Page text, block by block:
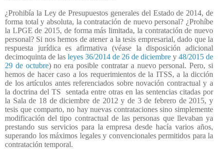
¿Prohibía la Ley de Presupuestos generales del Estado de 2014, de
forma total y absoluta, la contratación de nuevo personal? ¿Prohíbe
la LPGE de 2015, de forma más limitada, la contratación de nuevo
personal? Si nos hemos de atener a la tesis empresarial, dado que la
respuesta jurídica es afirmativa (véase la disposición adicional
decimoquinta de las leyes 36/2014 de 26 de diciembre y 48/2015 de
29 de octubre) no era posible contratar a nuevo personal. Pero, si
hemos de hacer caso a los requerimientos de la ITSS, a la dicción
de los artículos antes referenciados sobre novación contractual y a
la doctrina del TS
sentada entre otras en las sentencias citadas por
la Sala de 18 de diciembre de 2012 y de 3 de febrero de 2015, y
tesis que comparto, no hay nuevas contrataciones sino simplemente
modificación del tipo contractual de las personas que llevaban ya
prestando sus servicios para la empresa desde hacía varios años,
superando los máximos legales y convencionales permitidos para la
contratación temporal.